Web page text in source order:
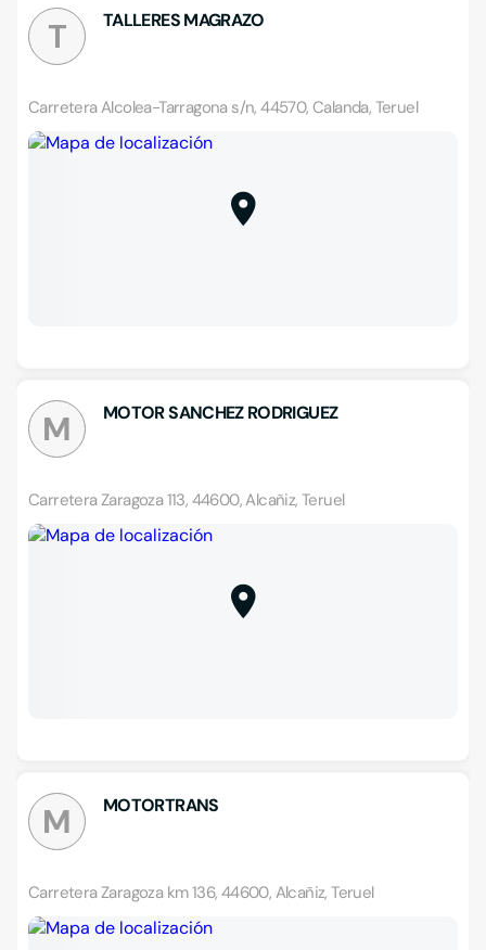
T TALLERES MAGRAZO
Carretera Alcolea-Tarragona s/n, 44570, Calanda, Teruel
M MOTOR SANCHEZ RODRIGUEZ
Carretera Zaragoza 113, 44600, Alcañiz, Teruel
M MOTORTRANS
Carretera Zaragoza km 136, 44600, Alcañiz, Teruel